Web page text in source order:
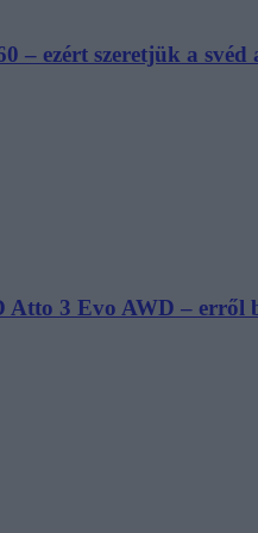
– ezért szeretjük a svéd
3 Evo AWD – erről